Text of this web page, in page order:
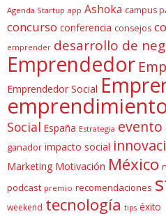
Agenda Startup app Ashoka campus
concurso conferencia consejos
emprender desarrollo de
Emprendedor
Emprendedor Social
Social España Estrategia evento
ganador impacto social
Marketing Motivación México
podcast premio recomendaciones
weekend tecnología tips éxito